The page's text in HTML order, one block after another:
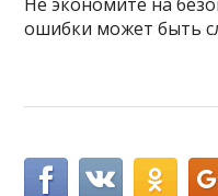
ошибки может быть